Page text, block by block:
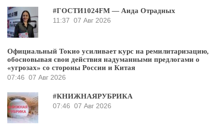
#ГОСТИ1024FM — Аида Отрадных
11:37 07 Авг 2026
Официальный Токио усиливает курс на ремилитаризацию,
обосновывая свои действия надуманными предлогами о
«угрозах» со стороны России и Китая
07:46 07 Авг 2026
#КНИЖНАЯРУБРИКА
07:46 07 Авг 2026